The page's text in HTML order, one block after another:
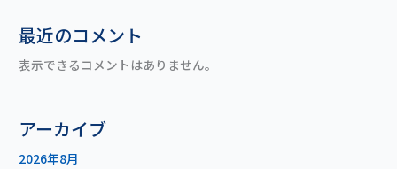
最近のコメント
表示できるコメントはありません。
アーカイブ
2026年8月